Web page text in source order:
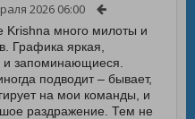
2026 06:00
Krishna много милоты и
Графика яркая,
и запоминающиеся.
подводит – бывает,
на мои команды, и
раздражение. Тем не